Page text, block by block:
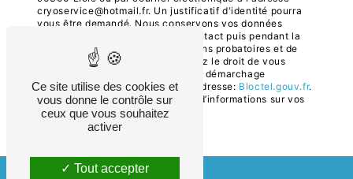
cryoservice@hotmail.fr. Un justificatif d'identité pourra
vous être demandé. Nous conservons vos données
pendant la période de prise de contact puis pendant la
durée de prescription légale aux fins probatoires et de
gestion des contentieux. Vous avez le droit de vous
inscrire sur la liste d'opposition au démarchage
téléphonique, disponible à cette adresse: Bloctel.gouv.fr.
Consultez le site cnil.fr pour plus d’informations sur vos
droits.
Ce site utilise des cookies et
vous donne le contrôle sur
ceux que vous souhaitez
activer
Tout accepter